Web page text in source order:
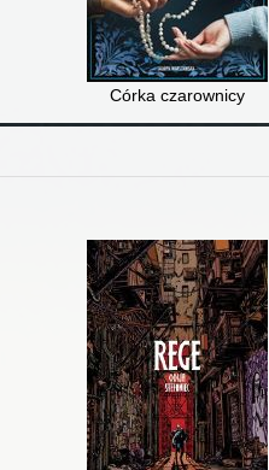
Wschodzie
kwatery Hitlera na Mazurach
Córka czarownicy